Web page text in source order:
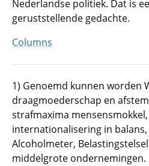
Nederlandse politiek. Dat is
geruststellende gedachte.
Columns
1) Genoemd kunnen worden
draagmoederschap en
strafmaxima
internationalisering in
Alcoholmeter,
middelgrote ondernemingen.